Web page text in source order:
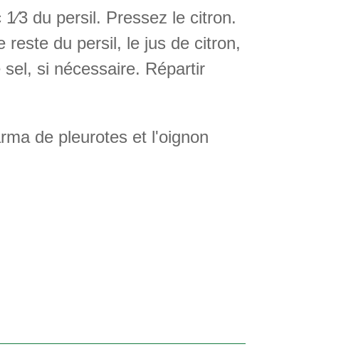
du persil. Pressez le citron.
reste du persil, le jus de citron,
sel, si nécessaire. Répartir
de pleurotes et l'oignon